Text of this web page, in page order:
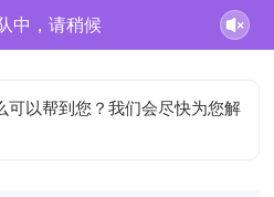
中，请稍候
可以帮到您？我们会尽快为您解